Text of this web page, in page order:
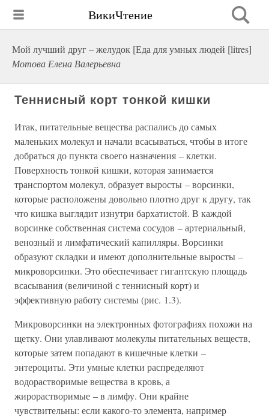
ВикиЧтение
Мой лучший друг – желудок [Еда для умных людей [litres]
Мотова Елена Валерьевна
Теннисный корт тонкой кишки
Итак, питательные вещества распались до самых
маленьких молекул и начали всасываться, чтобы в итоге
добраться до пункта своего назначения – клетки.
Поверхность тонкой кишки, которая занимается
транспортом молекул, образует выросты – ворсинки,
которые расположены довольно плотно друг к другу, так
что кишка выглядит изнутри бархатистой. В каждой
ворсинке собственная система сосудов – артериальный,
венозный и лимфатический капилляры. Ворсинки
образуют складки и имеют дополнительные выросты –
микроворсинки. Это обеспечивает гигантскую площадь
всасывания (величиной с теннисный корт) и
эффективную работу системы (рис. 1.3).
Микроворсинки на электронных фотографиях похожи на
щетку. Они улавливают молекулы питательных веществ,
которые затем попадают в кишечные клетки –
энтероциты. Эти умные клетки распределяют
водорастворимые вещества в кровь, а
жирорастворимые – в лимфу. Они крайне
чувствительны: если какого-то элемента, например